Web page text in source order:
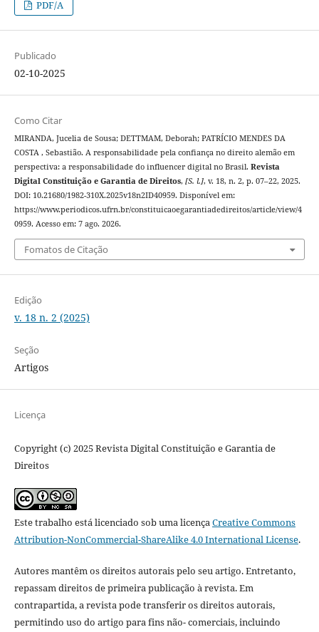
PDF/A
Publicado
02-10-2025
Como Citar
MIRANDA, Jucelia de Sousa; DETTMAM, Deborah; PATRÍCIO MENDES DA
COSTA , Sebastião. A responsabilidade pela confiança no direito alemão em
perspectiva: a responsabilidade do influencer digital no Brasil. Revista
Digital Constituição e Garantia de Direitos, [S. l.], v. 18, n. 2, p. 07–22, 2025.
DOI: 10.21680/1982-310X.2025v18n2ID40959. Disponível em:
https://www.periodicos.ufrn.br/constituicaoegarantiadedireitos/article/view/4
0959. Acesso em: 7 ago. 2026.
Fomatos de Citação
Edição
v. 18 n. 2 (2025)
Seção
Artigos
Licença
Copyright (c) 2025 Revista Digital Constituição e Garantia de
Direitos
Este trabalho está licenciado sob uma licençaCreative Commons
Attribution-NonCommercial-ShareAlike 4.0 International License.
Autores mantêm os direitos autorais pelo seu artigo. Entretanto,
repassam direitos de primeira publicação à revista. Em
contrapartida, a revista pode transferir os direitos autorais,
permitindo uso do artigo para fins não- comerciais, incluindo